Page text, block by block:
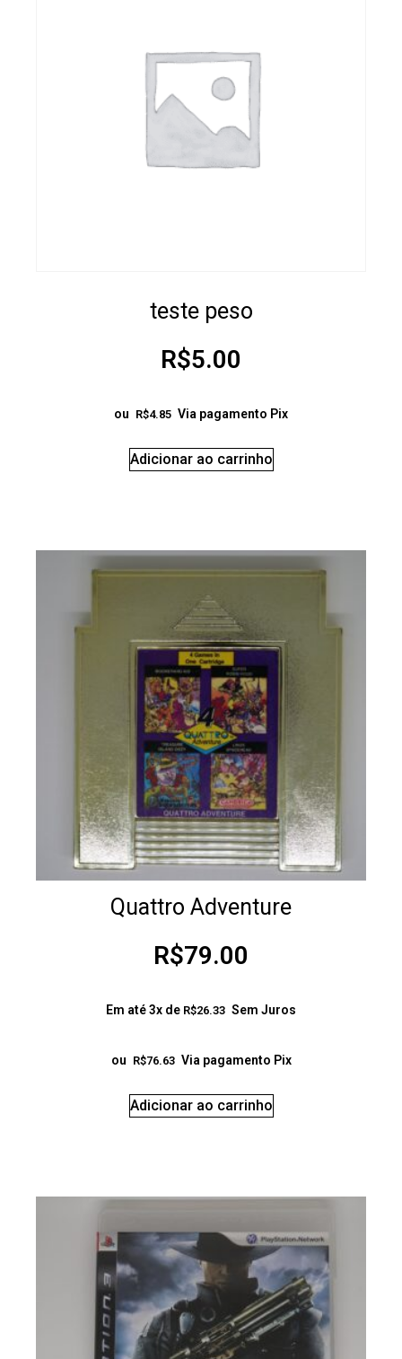
teste peso
R$5.00
ou R$4.85 Via pagamento Pix
Adicionar ao carrinho
Quattro Adventure
R$79.00
Em até 3x de R$26.33 Sem Juros
ou R$76.63 Via pagamento Pix
Adicionar ao carrinho